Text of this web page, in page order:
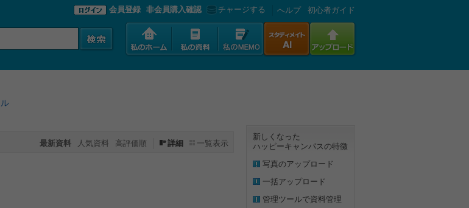
会員登録 非会員購入確認 チャージする へルプ 初心者ガイド
最新資料 人気資料 高評価順 詳細 一覧表示
新しくなった
ハッピーキャンパスの特徴
写真のアップロード
一括アップロード
管理ツールで資料管理